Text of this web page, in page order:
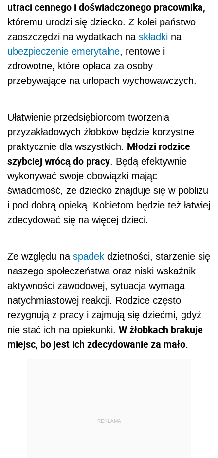
utraci cennego i doświadczonego pracownika,
któremu urodzi się dziecko. Z kolei państwo
zaoszczędzi na wydatkach na składki na
ubezpieczenie emerytalne, rentowe i
zdrowotne, które opłaca za osoby
przebywające na urlopach wychowawczych.
Ułatwienie przedsiębiorcom tworzenia
przyzakładowych żłobków będzie korzystne
praktycznie dla wszystkich. Młodzi rodzice
szybciej wrócą do pracy. Będą efektywnie
wykonywać swoje obowiązki mając
świadomość, że dziecko znajduje się w pobliżu
i pod dobrą opieką. Kobietom będzie też łatwiej
zdecydować się na więcej dzieci.
Ze względu na spadek dzietności, starzenie się
naszego społeczeństwa oraz niski wskaźnik
aktywności zawodowej, sytuacja wymaga
natychmiastowej reakcji. Rodzice często
rezygnują z pracy i zajmują się dziećmi, gdyż
nie stać ich na opiekunki. W żłobkach brakuje
miejsc, bo jest ich zdecydowanie za mało.
REKLAMA